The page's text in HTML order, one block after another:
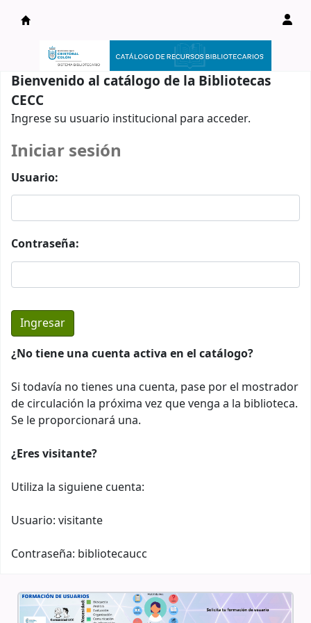
Catálogo en línea
Bienvenido al catálogo de la Bibliotecas
CECC
Ingrese su usuario institucional para acceder.
Iniciar sesión
Usuario:
Contraseña:
¿No tiene una cuenta activa en el catálogo?
Si todavía no tienes una cuenta, pase por el mostrador
de circulación la próxima vez que venga a la biblioteca.
Se le proporcionará una.
¿Eres visitante?
Utiliza la siguiene cuenta:
Usuario: visitante
Contraseña: bibliotecaucc